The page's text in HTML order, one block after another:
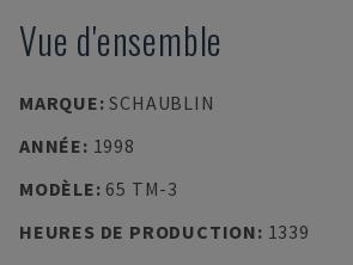
Vue d'ensemble
MARQUE:SCHAUBLIN
ANNÉE: 1998
MODÈLE: 65 TM-3
HEURES DE PRODUCTION: 1339